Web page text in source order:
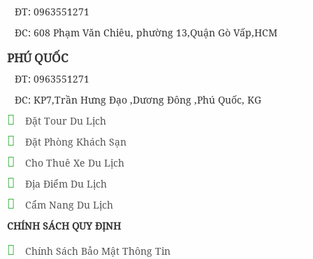
ĐT: 0963551271
ĐC: 608 Phạm Văn Chiêu, phường 13,Quận Gò Vấp,HCM
PHÚ QUỐC
ĐT: 0963551271
ĐC: KP7,Trần Hưng Đạo ,Dương Đông ,Phú Quốc, KG
Đặt Tour Du Lịch
Đặt Phòng Khách Sạn
Cho Thuê Xe Du Lịch
Địa Điểm Du Lịch
Cẩm Nang Du Lịch
CHÍNH SÁCH QUY ĐỊNH
Chính Sách Bảo Mật Thông Tin